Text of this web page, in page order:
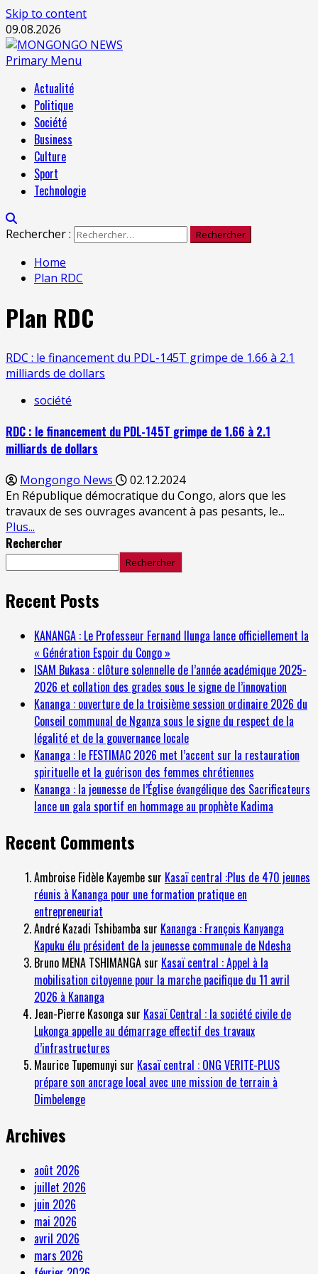
Skip to content
09.08.2026
Primary Menu
Actualité
Politique
Société
Business
Culture
Sport
Technologie
Rechercher :
Home
Plan RDC
Plan RDC
RDC : le financement du PDL-145T grimpe de 1.66 à 2.1
milliards de dollars
société
RDC : le financement du PDL-145T grimpe de 1.66 à 2.1
milliards de dollars
Mongongo News
02.12.2024
En République démocratique du Congo, alors que les
travaux de ses ouvrages avancent à pas pesants, le...
Plus...
Rechercher
Rechercher
Recent Posts
KANANGA : Le Professeur Fernand Ilunga lance officiellement la
« Génération Espoir du Congo »
ISAM Bukasa : clôture solennelle de l’année académique 2025-
2026 et collation des grades sous le signe de l’innovation
Kananga : ouverture de la troisième session ordinaire 2026 du
Conseil communal de Nganza sous le signe du respect de la
légalité et de la gouvernance locale
Kananga : le FESTIMAC 2026 met l’accent sur la restauration
spirituelle et la guérison des femmes chrétiennes
Kananga : la jeunesse de l’Église évangélique des Sacrificateurs
lance un gala sportif en hommage au prophète Kadima
Recent Comments
Ambroise Fidèle Kayembesur Kasaï central :Plus de 470 jeunes
réunis à Kananga pour une formation pratique en
entrepreneuriat
André Kazadi Tshibamba sur Kananga : François Kanyanga
Kapuku élu président de la jeunesse communale de Ndesha
Bruno MENA TSHIMANGAsur Kasaï central : Appel à la
mobilisation citoyenne pour la marche pacifique du 11 avril
2026 à Kananga
Jean-Pierre Kasonga sur Kasaï Central : la société civile de
Lukonga appelle au démarrage effectif des travaux
d’infrastructures
Maurice Tupemunyi sur Kasaï central : ONG VERITE-PLUS
prépare son ancrage local avec une mission de terrain à
Dimbelenge
Archives
août 2026
juillet 2026
juin 2026
mai 2026
avril 2026
mars 2026